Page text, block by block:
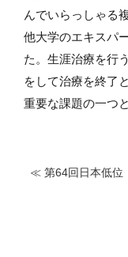
んでいらっしゃる
他大学のエキスパ
た。生涯治療を行
をして治療を終了
重要な課題の一
≪ 第64回日本低位